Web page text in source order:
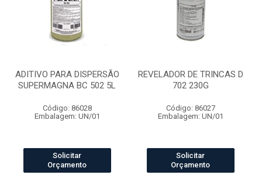
ADITIVO PARA DISPERSÃO
SUPERMAGNA BC 502 5L
Código: 86028
Embalagem: UN/01
Solicitar
Orçamento
REVELADOR DE TRINCAS D
702 230G
Código: 86027
Embalagem: UN/01
Solicitar
Orçamento